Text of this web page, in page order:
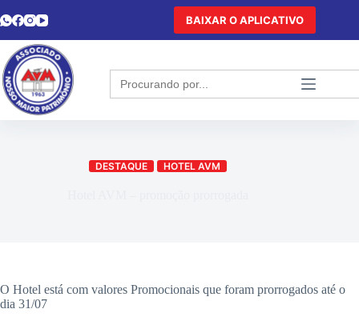
BAIXAR O APLICATIVO
Search
for:
DESTAQUE HOTEL AVM
O Hotel está com valores Promocionais que foram prorrogados até o
dia 31/07